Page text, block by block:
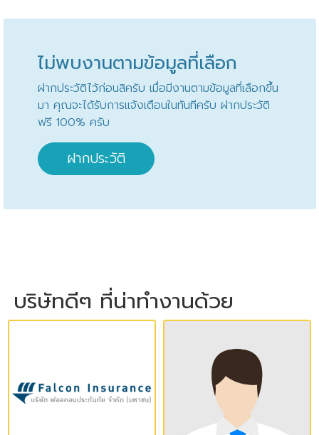
ไม่พบงานตามข้อมูลที่เลือก
ฝากประวัติไว้ก่อนสิครับ เมื่อมีงานตามข้อมูลที่เลือกขึ้น
มา คุณจะได้รับการแจ้งเตือนในทันทีครับ ฝากประวัติ
ฟรี 100% ครับ
ฝากประวัติ
บริษัทดีๆ ที่น่าทำงานด้วย